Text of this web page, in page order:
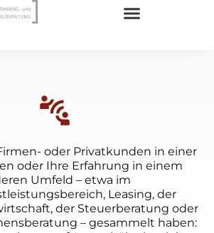
oder Privatkunden in einer
oder Ihre Erfahrung in einem
Umfeld – etwa im
Leasing, der
der Steuerberatung oder
– gesammelt haben: